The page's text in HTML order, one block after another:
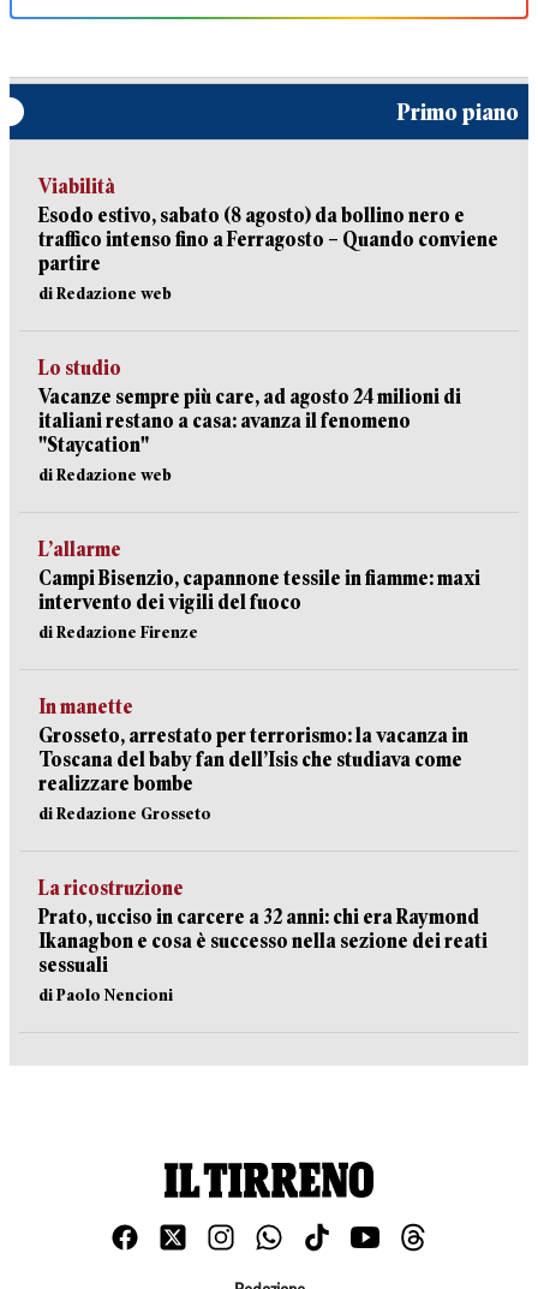
Primo piano
Viabilità
Esodo estivo, sabato (8 agosto) da bollino nero e
traffico intenso fino a Ferragosto – Quando conviene
partire
di Redazione web
Lo studio
Vacanze sempre più care, ad agosto 24 milioni di
italiani restano a casa: avanza il fenomeno
"Staycation"
di Redazione web
L’allarme
Campi Bisenzio, capannone tessile in fiamme: maxi
intervento dei vigili del fuoco
di Redazione Firenze
In manette
Grosseto, arrestato per terrorismo: la vacanza in
Toscana del baby fan dell’Isis che studiava come
realizzare bombe
di Redazione Grosseto
La ricostruzione
Prato, ucciso in carcere a 32 anni: chi era Raymond
Ikanagbon e cosa è successo nella sezione dei reati
sessuali
di Paolo Nencioni